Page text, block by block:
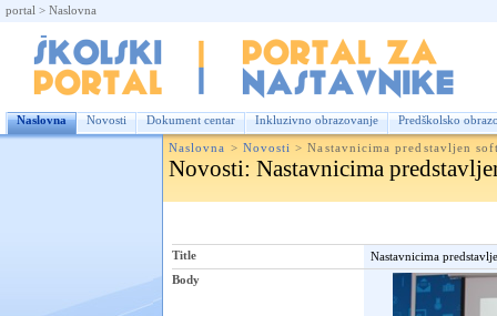
portal > Naslovna
Naslovna Novosti Dokument centar Inkluzivno obrazovanje Predškolsko
Naslovna > Novosti >Nastavnicima predstavljen
Novosti: Nastavnicima
Title
Nastavnicima
Body